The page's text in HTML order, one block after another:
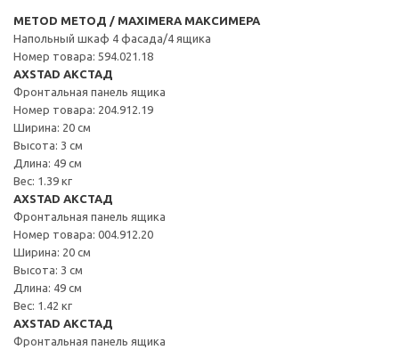
METOD МЕТОД / MAXIMERA МАКСИМЕРА
Напольный шкаф 4 фасада/4 ящика
Номер товара: 594.021.18
AXSTAD АКСТАД
Фронтальная панель ящика
Номер товара: 204.912.19
Ширина: 20 см
Высота: 3 см
Длина: 49 см
Вес: 1.39 кг
AXSTAD АКСТАД
Фронтальная панель ящика
Номер товара: 004.912.20
Ширина: 20 см
Высота: 3 см
Длина: 49 см
Вес: 1.42 кг
AXSTAD АКСТАД
Фронтальная панель ящика